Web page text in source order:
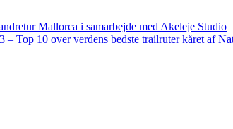
Mallorca i samarbejde med Akeleje Studio
Top 10 over verdens bedste trailruter kåret af